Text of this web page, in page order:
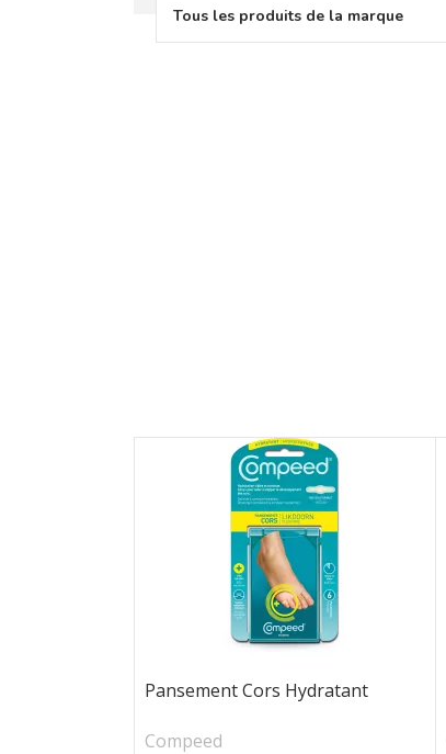
Tous les produits de la marque
Pansement Cors Hydratant
Compeed